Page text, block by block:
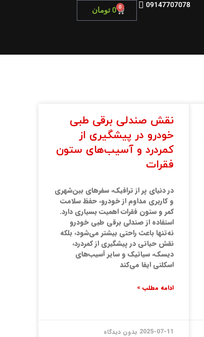
09147707078
0 تومان 0
نقش صندلی برقی طبی
خودرو در پیشگیری از
کمردرد و آسیب‌های ستون
فقرات
در دنیای پر از ترافیک، سفرهای بین‌شهری
و کاربری مداوم از خودرو، حفظ سلامت
کمر و ستون فقرات اهمیت بسیاری دارد.
استفاده از صندلی برقی طبی خودرو
نه‌تنها باعث راحتی بیشتر می‌شود، بلکه
نقش حیاتی در پیشگیری از کمردرد،
دیسک، سیاتیک و سایر آسیب‌های
اسکلتی ایفا می‌کند
ادامه مطلب »
2025-07-11 بدون دیدگاه